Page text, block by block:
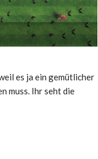
es ja ein gemütlicher
muss. Ihr seht die